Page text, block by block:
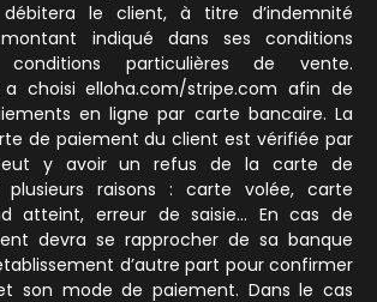
débitera le client, à titre d’indemnité
indiqué dans ses conditions
particulières de vente.
a choisi elloha.com/stripe.com afin de
en ligne par carte bancaire. La
de paiement du client est vérifiée par
y avoir un refus de la carte de
raisons : carte volée, carte
atteint, erreur de saisie… En cas de
devra se rapprocher de sa banque
d’autre part pour confirmer
son mode de paiement. Dans le cas